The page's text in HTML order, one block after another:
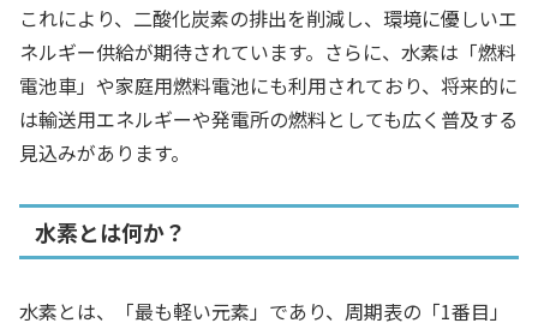
これにより、二酸化炭素の排出を削減し、環境に優しいエ
ネルギー供給が期待されています。さらに、水素は「燃料
電池車」や家庭用燃料電池にも利用されており、将来的に
は輸送用エネルギーや発電所の燃料としても広く普及する
見込みがあります。
水素とは何か？
水素とは、「最も軽い元素」であり、周期表の「1番目」